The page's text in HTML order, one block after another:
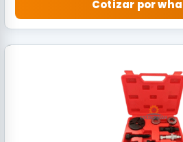
Cotizar por